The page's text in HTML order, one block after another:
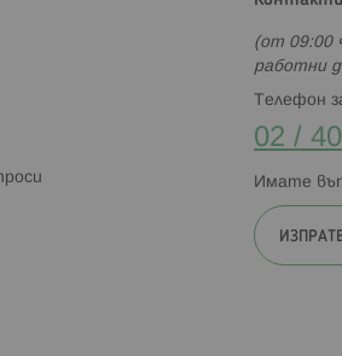
(от 09:00
работни
Телефон
02 /
Имате